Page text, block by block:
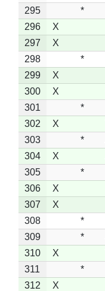
295
*
296
X
297
X
298
*
299
X
300
X
301
*
302
X
303
*
304
X
305
*
306
X
307
X
308
*
309
*
310
X
311
*
312
X